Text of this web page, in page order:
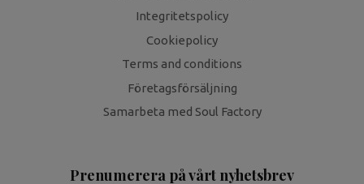
Integritetspolicy
Cookiepolicy
Terms and conditions
Företagsförsäljning
Samarbeta med Soul Factory
Prenumerera på vårt nyhetsbrev